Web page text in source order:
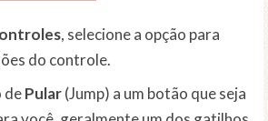
, selecione a opção para
do controle.
dePular(Jump) a um botão que seja